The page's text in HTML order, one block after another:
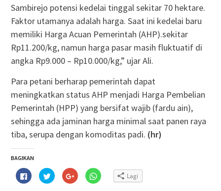
Sambirejo potensi kedelai tinggal sekitar 70 hektare.
Faktor utamanya adalah harga. Saat ini kedelai baru
memiliki Harga Acuan Pemerintah (AHP).sekitar
Rp11.200/kg, namun harga pasar masih fluktuatif di
angka Rp9.000 – Rp10.000/kg,” ujar Ali.
Para petani berharap pemerintah dapat
meningkatkan status AHP menjadi Harga Pembelian
Pemerintah (HPP) yang bersifat wajib (fardu ain),
sehingga ada jaminan harga minimal saat panen raya
tiba, serupa dengan komoditas padi. (hr)
BAGIKAN
Klik
untuk
membagikan
Klik
untuk
berbagi
Klik
untuk
berbagi
Klik
untuk Lagi